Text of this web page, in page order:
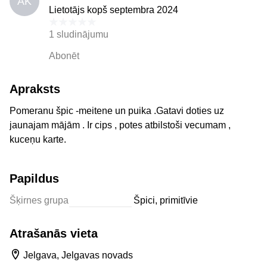
Lietotājs kopš septembra 2024
1 sludinājumu
Abonēt
Apraksts
Pomeranu špic -meitene un puika .Gatavi doties uz
jaunajam mājām . Ir cips , potes atbilstoši vecumam ,
kuceņu karte.
Papildus
Šķirnes grupa Špici, primitīvie
Atrašanās vieta
Jelgava, Jelgavas novads